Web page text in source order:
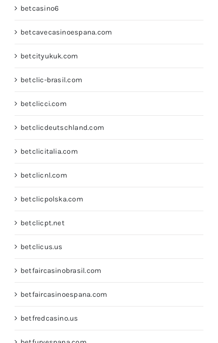
betcasino6
betcavecasinoespana.com
betcityukuk.com
betclic-brasil.com
betclicci.com
betclicdeutschland.com
betclicitalia.com
betclicnl.com
betclicpolska.com
betclicpt.net
betclicus.us
betfaircasinobrasil.com
betfaircasinoespana.com
betfredcasino.us